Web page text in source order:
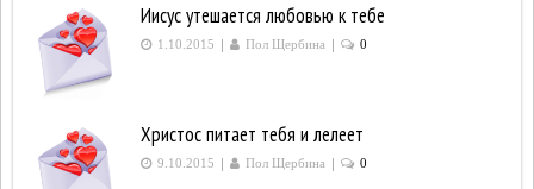
Иисус утешается любовью к тебе
1.10.2015 | Пол Щербина | 0
Христос питает тебя и лелеет
9.10.2015 | Пол Щербина | 0